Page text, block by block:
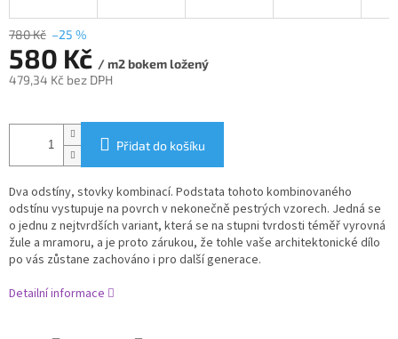
780 Kč –25 %
580 Kč / m2 bokem ložený
479,34 Kč bez DPH
cena:
Přidat do košíku
Dva odstíny, stovky kombinací. Podstata tohoto kombinovaného
odstínu vystupuje na povrch v nekonečně pestrých vzorech. Jedná se
o jednu z nejtvrdších variant, která se na stupni tvrdosti téměř vyrovná
žule a mramoru, a je proto zárukou, že tohle vaše architektonické dílo
po vás zůstane zachováno i pro další generace.
Detailní informace